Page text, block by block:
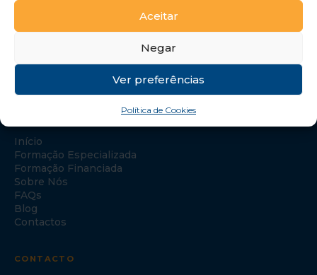
Aceitar
Negar
Ver preferências
Política de Cookies
Início
Formação Especializada
Formação Financiada
Sobre Nós
FAQs
Blog
Contactos
CONTACTO